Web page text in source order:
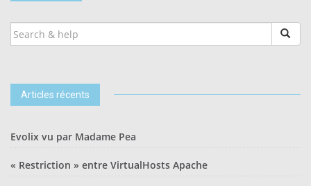
SEARCH
FOR:
Articles récents
Evolix vu par Madame Pea
« Restriction » entre VirtualHosts Apache